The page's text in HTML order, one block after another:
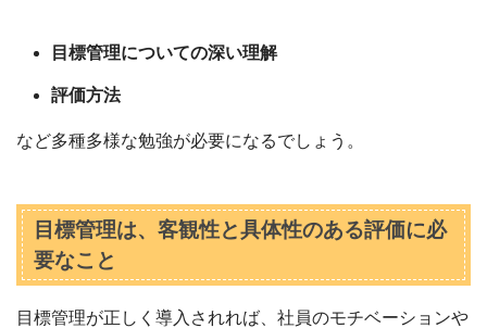
目標管理についての深い理解
評価方法
など多種多様な勉強が必要になるでしょう。
目標管理は、客観性と具体性のある評価に必
要なこと
目標管理が正しく導入されれば、社員のモチベーションや